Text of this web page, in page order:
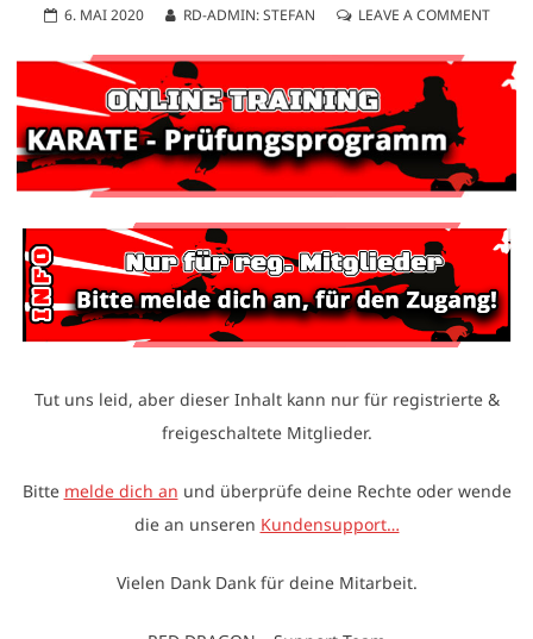
6. MAI 2020 RD-ADMIN: STEFAN LEAVE A COMMENT
Tut uns leid, aber dieser Inhalt kann nur für registrierte &
freigeschaltete Mitglieder.
Bitte melde dich an und überprüfe deine Rechte oder wende
die an unseren Kundensupport…
Vielen Dank Dank für deine Mitarbeit.